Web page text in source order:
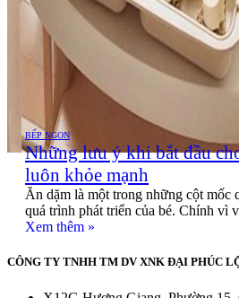
BẾP NGON
Những lưu ý khi bắt đầu
luôn khỏe mạnh
Ăn dặm là một trong những cột mốc
quá trình phát triển của bé. Chính vì
Xem thêm »
CÔNG TY TNHH TM DV XNK ĐẠI PHÚC